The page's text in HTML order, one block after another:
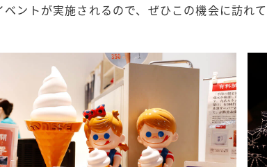
ベントが実施されるので、ぜひこの機会に訪れて